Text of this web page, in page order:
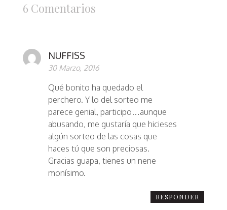
6 Comentarios
NUFFISS
30 Marzo, 2016
Qué bonito ha quedado el
perchero. Y lo del sorteo me
parece genial, participo…aunque
abusando, me gustaría que hicieses
algún sorteo de las cosas que
haces tú que son preciosas.
Gracias guapa, tienes un nene
monísimo.
RESPONDER